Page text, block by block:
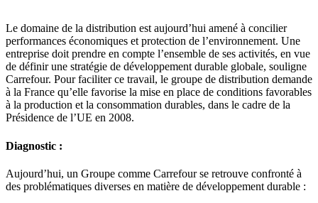
Le domaine de la distribution est aujourd’hui amené à concilier
performances économiques et protection de l’environnement. Une
entreprise doit prendre en compte l’ensemble de ses activités, en vue
de définir une stratégie de développement durable globale, souligne
Carrefour. Pour faciliter ce travail, le groupe de distribution demande
à la France qu’elle favorise la mise en place de conditions favorables
à la production et la consommation durables, dans le cadre de la
Présidence de l’UE en 2008.
Diagnostic :
Aujourd’hui, un Groupe comme Carrefour se retrouve confronté à
des problématiques diverses en matière de développement durable :